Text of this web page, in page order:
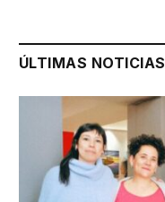
ÚLTIMAS NOTICIAS